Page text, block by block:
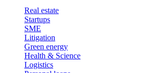
Real estate
Startups
SME
Litigation
Green energy
Health & Science
Logistics